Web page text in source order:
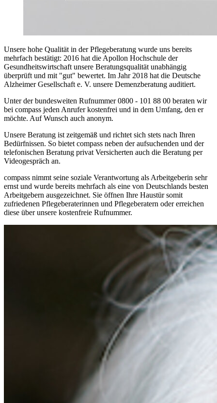
Unsere hohe Qualität in der Pflegeberatung wurde uns bereits
mehrfach bestätigt: 2016 hat die Apollon Hochschule der
Gesundheitswirtschaft unsere Beratungsqualität unabhängig
überprüft und mit "gut" bewertet. Im Jahr 2018 hat die Deutsche
Alzheimer Gesellschaft e. V. unsere Demenzberatung auditiert.
Unter der bundesweiten Rufnummer 0800 - 101 88 00 beraten wir
bei compass jeden Anrufer kostenfrei und in dem Umfang, den er
möchte. Auf Wunsch auch anonym.
Unsere Beratung ist zeitgemäß und richtet sich stets nach Ihren
Bedürfnissen. So bietet compass neben der aufsuchenden und der
telefonischen Beratung privat Versicherten auch die Beratung per
Videogespräch an.
compass nimmt seine soziale Verantwortung als Arbeitgeberin sehr
ernst und wurde bereits mehrfach als eine von Deutschlands besten
Arbeitgebern ausgezeichnet. Sie öffnen Ihre Haustür somit
zufriedenen Pflegeberaterinnen und Pflegeberatern oder erreichen
diese über unsere kostenfreie Rufnummer.